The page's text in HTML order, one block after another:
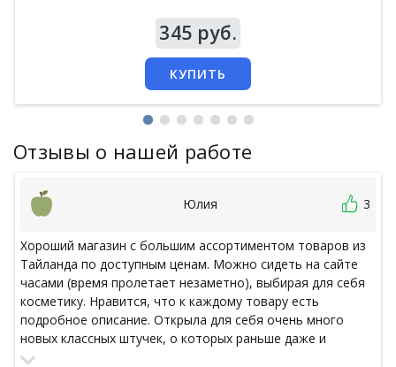
345 руб.
КУПИТЬ
Отзывы о нашей работе
Юлия 3
Хороший магазин с большим ассортиментом товаров из
Тайланда по доступным ценам. Можно сидеть на сайте
часами (время пролетает незаметно), выбирая для себя
косметику. Нравится, что к каждому товару есть
подробное описание. Открыла для себя очень много
новых классных штучек, о которых раньше даже и
представления не имела, хотя достаточно часто